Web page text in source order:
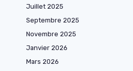
Juillet 2025
Septembre 2025
Novembre 2025
Janvier 2026
Mars 2026